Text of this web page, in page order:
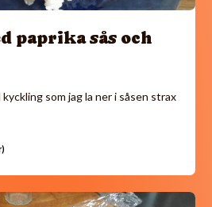
paprika sås och
som jag la ner i såsen strax